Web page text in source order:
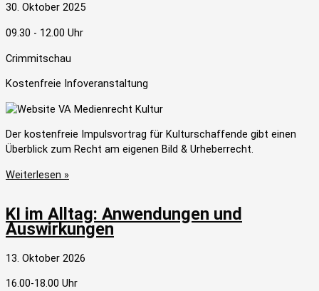
30. Oktober 2025
09.30 - 12.00 Uhr
Crimmitschau
Kostenfreie Infoveranstaltung
Der kostenfreie Impulsvortrag für Kulturschaffende gibt einen
Überblick zum Recht am eigenen Bild & Urheberrecht.
Weiterlesen »
KI im Alltag: Anwendungen und
Auswirkungen
13. Oktober 2026
16.00-18.00 Uhr